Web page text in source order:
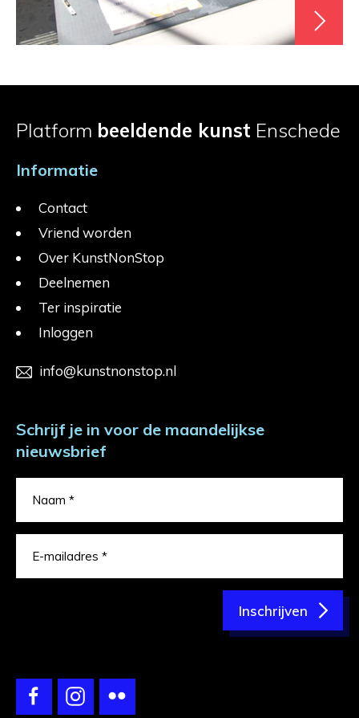
Platform beeldende kunst Enschede
Informatie
Contact
Vriend worden
Over KunstNonStop
Deelnemen
Ter inspiratie
Inloggen
info@kunstnonstop.nl
Schrijf je in voor de maandelijkse
nieuwsbrief
Inschrijven